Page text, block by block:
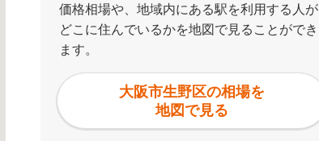
価格相場や、地域内にある駅を利用する人が
どこに住んでいるかを地図で見ることができ
ます。
大阪市生野区の相場を
地図で見る